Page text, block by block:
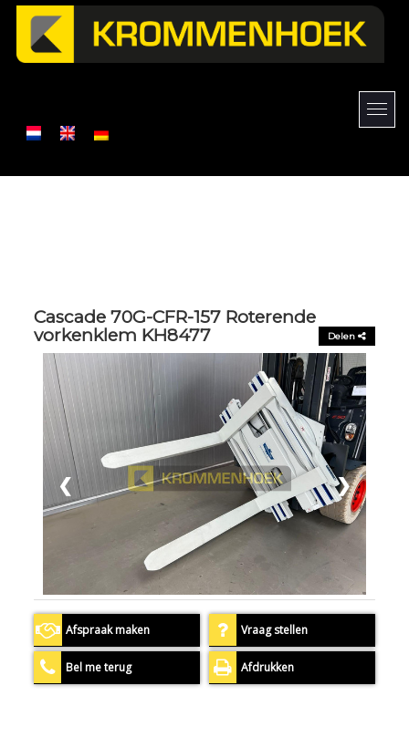
Cascade 70G-CFR-157 Roterende
vorkenklem KH8477
Delen
❮ ❯
Afspraak maken Vraag stellen
Bel me terug Afdrukken